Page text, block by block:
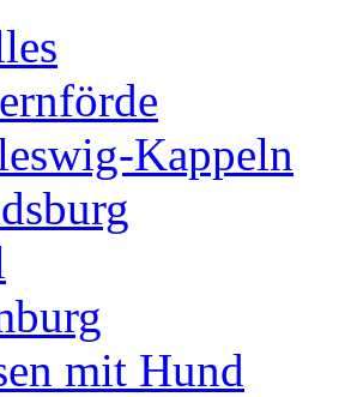
Kappeln
mit Hund